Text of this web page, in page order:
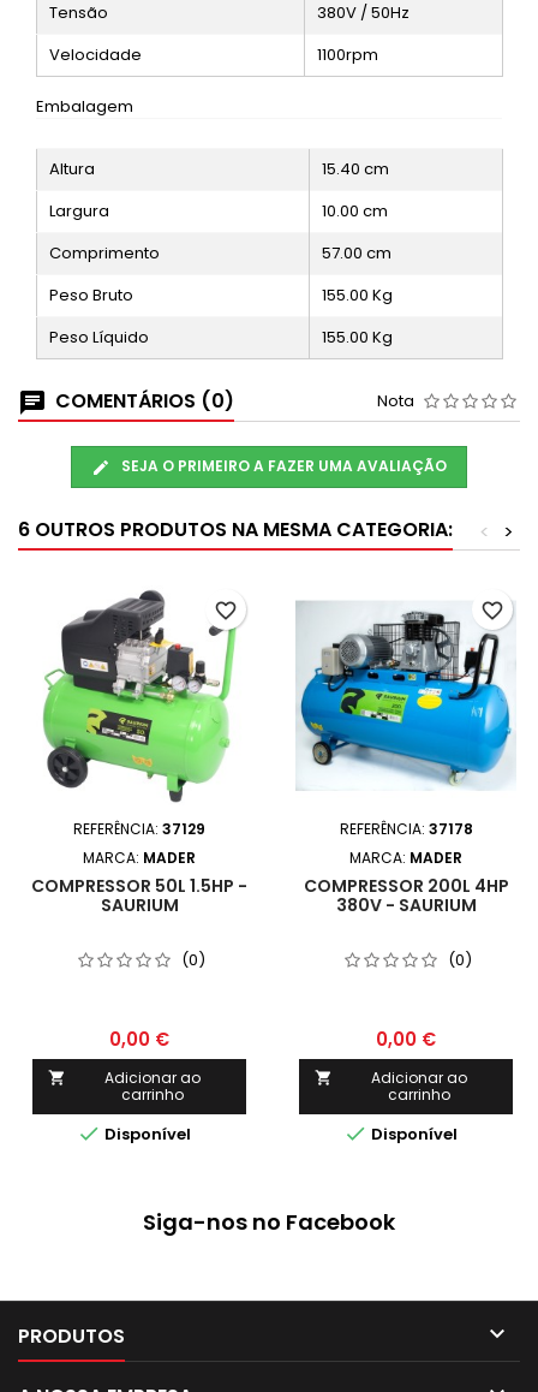
Tensão
380V / 50Hz
Velocidade
1100rpm
Embalagem
Altura 15.40 cm
Largura
10.00 cm
Comprimento
57.00 cm
Peso Bruto
155.00 Kg
Peso Líquido
155.00 Kg
COMENTÁRIOS (0) Nota
SEJA O PRIMEIRO A FAZER UMA AVALIAÇÃO
6 OUTROS PRODUTOS NA MESMA CATEGORIA: >
<
REFERÊNCIA: 37129
MARCA: MADER
COMPRESSOR 50L 1.5HP -
SAURIUM
(0)
0,00 €

Adicionar ao
carrinho
 Disponível
favorite_border
REFERÊNCIA: 37178
MARCA: MADER
COMPRESSOR 200L 4HP
380V - SAURIUM
(0)
0,00 €

Adicionar ao
carrinho
 Disponível
favorite_border
Siga-nos no Facebook
PRODUTOS 